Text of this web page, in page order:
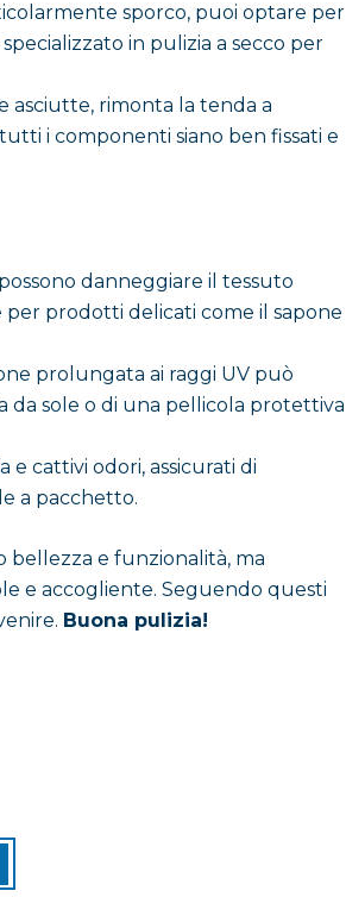
sporco, puoi optare per
in pulizia a secco per
asciutte, rimonta la tenda a
i componenti siano ben fissati e
danneggiare il tessuto
prodotti delicati come il sapone
prolungata ai raggi UV può
da sole o di una pellicola protettiva
e cattivi odori, assicurati di
a pacchetto.
bellezza e funzionalità, ma
e accogliente. Seguendo questi
Buona pulizia!